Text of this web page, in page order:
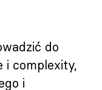
do
i complexity,
i